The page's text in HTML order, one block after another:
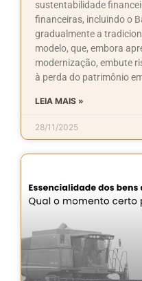
sustentabilidade
financeiras, incluindo o
gradualmente a
modelo, que, embora
modernização, embute
à perda do patrimônio
LEIA MAIS »
28/11/2025